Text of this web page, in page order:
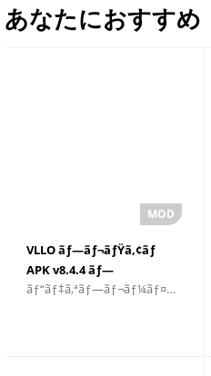
あなたにおすすめ
VLLO ãƒ—ãƒ¬ãƒŸã‚¢ãƒ
APK v8.4.4 ãƒ—
ãƒ¬ãƒŸã‚¢ãƒ ã®ãƒ­
ãƒ“ãƒ‡ã‚ªãƒ—ãƒ¬ãƒ¼ãƒ¤ãƒ¼ã¨ç·¨é›†è€…